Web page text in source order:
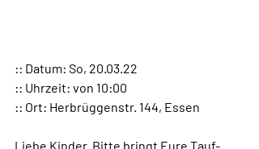
:: Datum: So, 20.03.22
:: Uhrzeit: von 10:00
:: Ort: Herbrüggenstr. 144, Essen
Liebe Kinder. Bitte bringt Eure Tauf-